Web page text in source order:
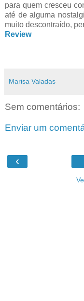
para quem cresceu
até de alguma
muito descontraído,
Review
Marisa Valadas
Sem comentários:
Enviar um
‹